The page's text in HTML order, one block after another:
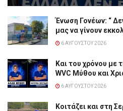
Ένωση Γονέων: “
μας να γίνουν
6 ΑΥΓΟΎΣΤΟΥ 2026
Και του χρόνου με
WVC Μύθου και
6 ΑΥΓΟΎΣΤΟΥ 2026
Κοιτάζει και στη